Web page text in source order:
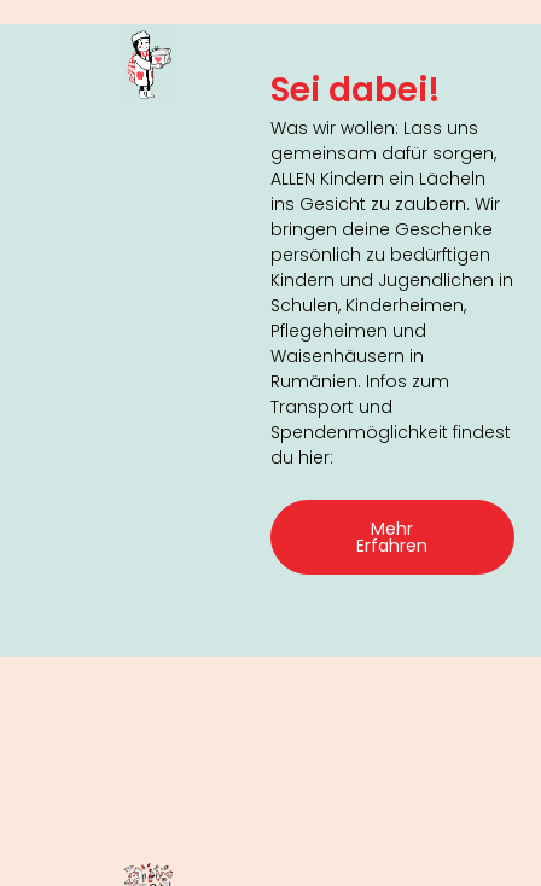
Sei dabei!
Was wir wollen: Lass uns
gemeinsam dafür sorgen,
ALLEN Kindern ein Lächeln
ins Gesicht zu zaubern. Wir
bringen deine Geschenke
persönlich zu bedürftigen
Kindern und Jugendlichen in
Schulen, Kinderheimen,
Pflegeheimen und
Waisenhäusern in
Rumänien. Infos zum
Transport und
Spendenmöglichkeit findest
du hier:
Mehr
Erfahren